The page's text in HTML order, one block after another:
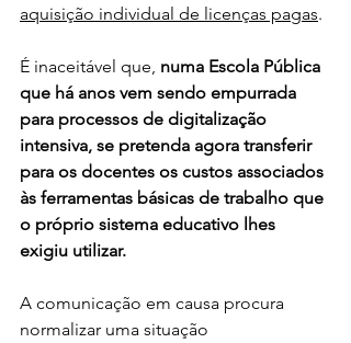
aquisição individual de licenças pagas.
É inaceitável que, numa Escola Pública
que há anos vem sendo empurrada
para processos de digitalização
intensiva, se pretenda agora transferir
para os docentes os custos associados
às ferramentas básicas de trabalho que
o próprio sistema educativo lhes
exigiu utilizar.
A comunicação em causa procura
normalizar uma situação